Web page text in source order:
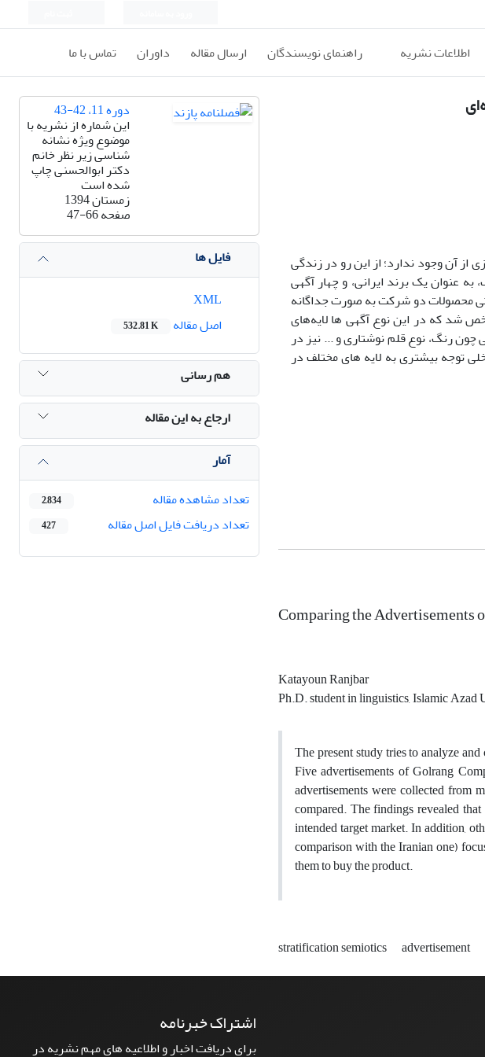
اطلاعات نشریه راهنمای نویسندگان ارسال مقاله داوران تماس با ما
از آن وجود ندارد؛ از این رو در زندگی
عنوان یک برند ایرانی، و چهار آگهی
محصولات دو شرکت به صورت جداگانه
شد که در این نوع آگهی ­ها لایه‌های
چون رنگ، نوع قلم نوشتاری و ... نیز در
توجه بیشتری به لایه­ های مختلف در
Comparing the Advertisements
Katayoun Ranjbar
Ph.D. student in linguistics, Islamic Azad
The present study tries to analyze
Five advertisements of Golrang
advertisements were collected from
compared. The findings revealed
intended target market. In addition,
comparison with the Iranian one)
them to buy the product.
stratification semiotics advertisement
دوره 11، 42-43
این شماره از نشریه با
موضوع ویژه نشانه
شناسی زیر نظر خانم
دکتر ابوالحسنی چاپ
شده است
زمستان 1394
صفحه47-66
فایل ها
اصل مقاله
532.81 K
هم رسانی
ارجاع به این مقاله
آمار
تعداد مشاهده مقاله
2,834
تعداد دریافت فایل اصل مقاله 427
اشتراک خبرنامه
برای دریافت اخبار و اطلاعیه های مهم نشریه در